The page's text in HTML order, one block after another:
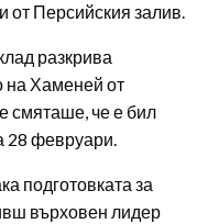
от Персийския залив.
разкрива
на Хаменей от
смяташе, че е бил
28 февруари.
подготовката за
върховен лидер